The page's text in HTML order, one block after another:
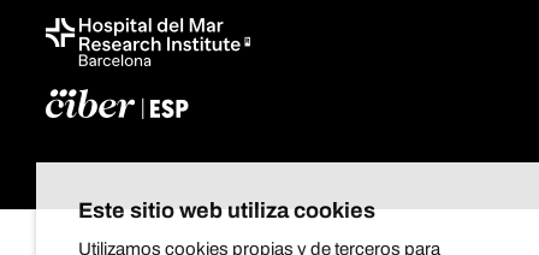
Este sitio web utiliza cookies
Utilizamos cookies propias y de terceros para